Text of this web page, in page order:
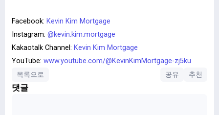
Facebook: Kevin Kim Mortgage
Instagram: @kevin.kim.mortgage
Kakaotalk Channel: Kevin Kim Mortgage
YouTube: www.youtube.com/@KevinKimMortgage-zj5ku
목록으로
공유 추천
댓글